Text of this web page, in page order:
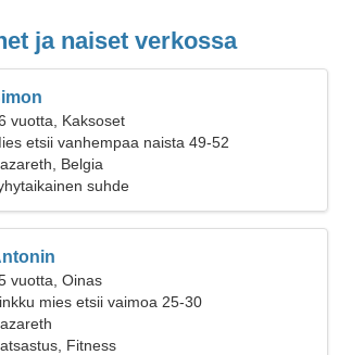
ja naiset verkossa
vuotta, Kaksoset
etsii vanhempaa naista 49-52
Belgia
suhde
vuotta, Oinas
mies etsii vaimoa 25-30
Fitness